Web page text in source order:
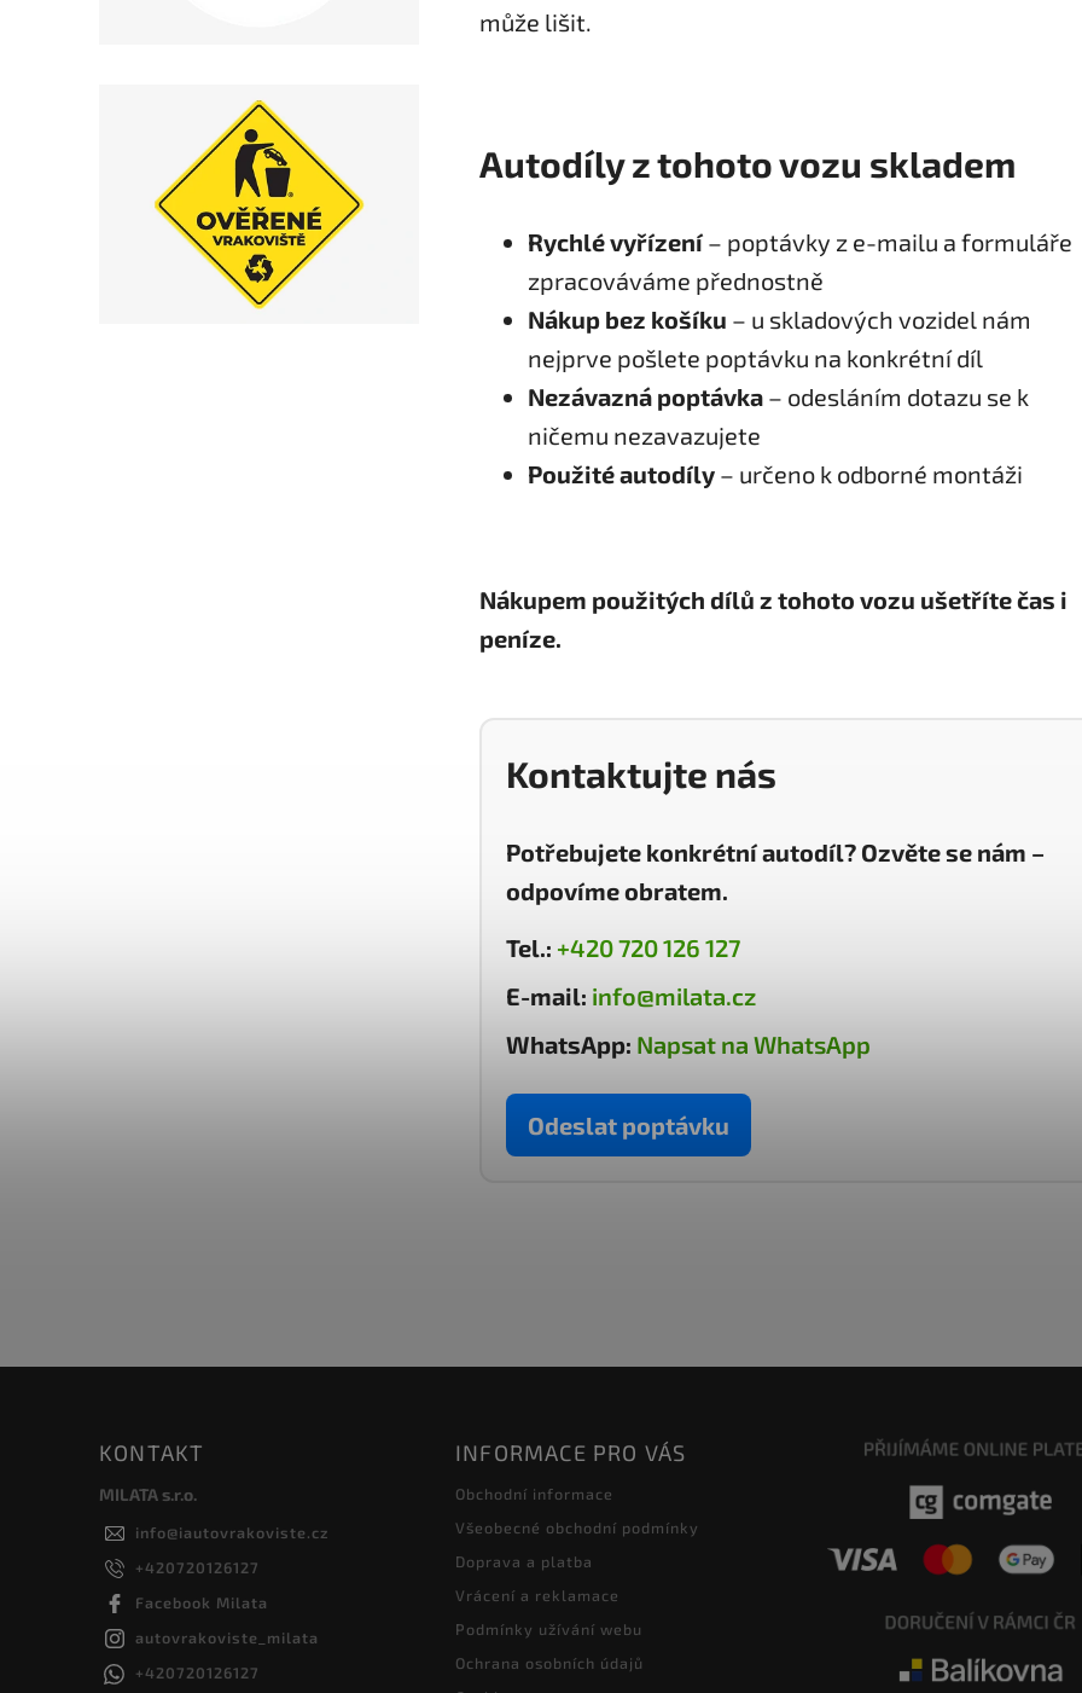
může lišit.
Autodíly z tohoto vozu skladem
Rychlé vyřízení – poptávky z e-mailu a formuláře
zpracováváme přednostně
Nákup bez košíku – u skladových vozidel nám
nejprve pošlete poptávku na konkrétní díl
Nezávazná poptávka – odesláním dotazu se k
ničemu nezavazujete
Použité autodíly – určeno k odborné montáži
Nákupem použitých dílů z tohoto vozu ušetříte čas i
peníze.
Kontaktujte nás
Potřebujete konkrétní autodíl? Ozvěte se nám –
odpovíme obratem.
Tel.: +420 720 126 127
E-mail: info@milata.cz
WhatsApp: Napsat na WhatsApp
Odeslat poptávku
KONTAKT
MILATA s.r.o.
info@iautovrakoviste.cz
+420720126127
Facebook Milata
autovrakoviste_milata
+420720126127
INFORMACE PRO VÁS
Obchodní informace
Všeobecné obchodní podmínky
Doprava a platba
Vrácení a reklamace
Podmínky užívání webu
Ochrana osobních údajů